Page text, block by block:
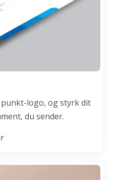
logo, og styrk dit
du sender.